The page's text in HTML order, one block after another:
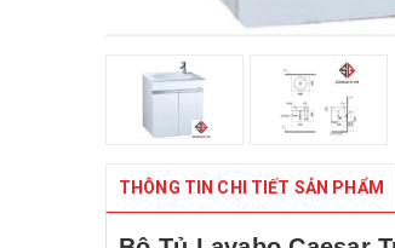
THÔNG TIN CHI TIẾT SẢN PHẨM